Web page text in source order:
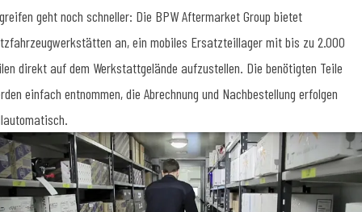
geht noch schneller: Die BPW Aftermarket Group bietet
an, ein mobiles Ersatzteillager mit bis zu 2.000
direkt auf dem Werkstattgelände aufzustellen. Die benötigten Teile
einfach entnommen, die Abrechnung und Nachbestellung erfolgen